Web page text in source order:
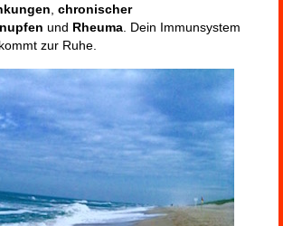
, chronischer
und Rheuma. Dein Immunsystem
zur Ruhe.